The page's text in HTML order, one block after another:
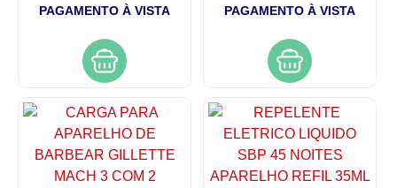
PAGAMENTO À VISTA PAGAMENTO À VISTA